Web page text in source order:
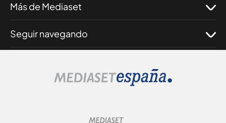
Más de Mediaset
Seguir navegando